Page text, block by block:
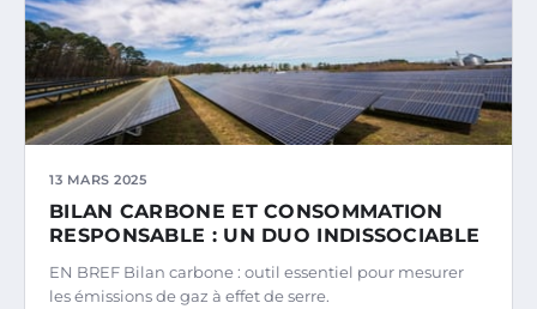
13 MARS 2025
BILAN CARBONE ET CONSOMMATION
RESPONSABLE : UN DUO INDISSOCIABLE
EN BREF Bilan carbone : outil essentiel pour mesurer
les émissions de gaz à effet de serre.